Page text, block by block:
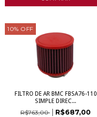
10% OFF
FILTRO DE AR BMC FBSA76-110
SIMPLE DIREC...
R$763,00 R$687,00